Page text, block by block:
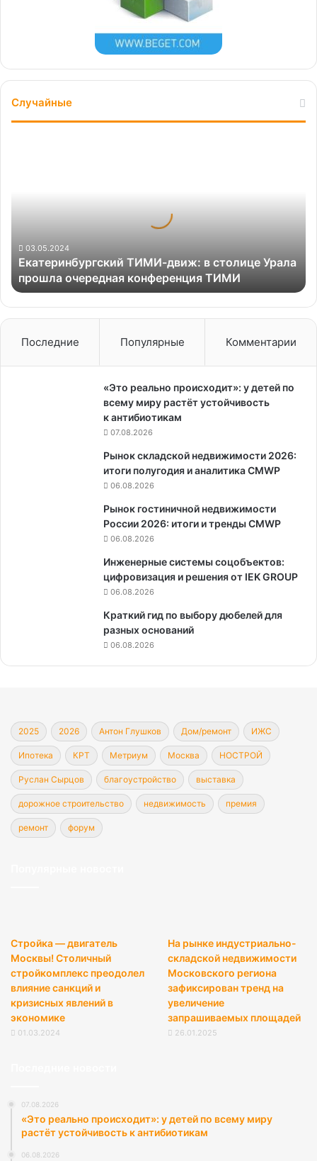
Случайные
очередная
конференция
ТИМИ
03.05.2024
Екатеринбургский ТИМИ-движ: в столице Урала
прошла очередная конференция ТИМИ
Последние Популярные Комментарии
«Это реально происходит»: у детей по
всему миру растёт устойчивость
к антибиотикам
07.08.2026
Рынок складской недвижимости 2026:
итоги полугодия и аналитика CMWP
06.08.2026
Рынок гостиничной недвижимости
России 2026: итоги и тренды CMWP
06.08.2026
Инженерные системы соцобъектов:
цифровизация и решения от IEK GROUP
06.08.2026
Краткий гид по выбору дюбелей для
разных оснований
06.08.2026
2025 2026 Антон Глушков Дом/ремонт ИЖС
Ипотека КРТ Метриум Москва НОСТРОЙ
Руслан Сырцов благоустройство выставка
дорожное строительство недвижимость премия
ремонт форум
Стройка — двигатель
Москвы! Столичный
стройкомплекс преодолел
влияние санкций и
кризисных явлений в
экономике
01.03.2024
На рынке индустриально-
складской недвижимости
Московского региона
зафиксирован тренд на
увеличение
запрашиваемых площадей
26.01.2025
07.08.2026
«Это реально происходит»: у детей по всему миру
растёт устойчивость к антибиотикам
06.08.2026